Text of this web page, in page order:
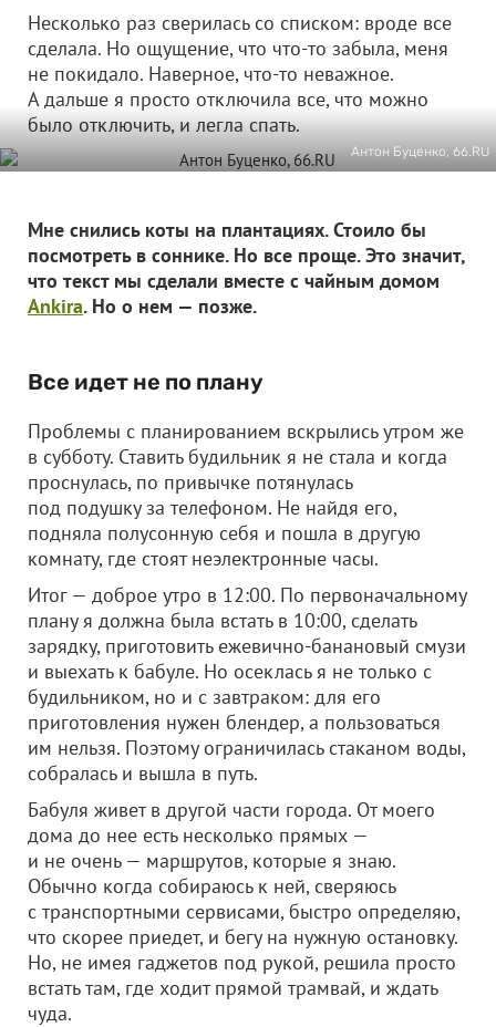
Несколько раз сверилась со списком: вроде все
сделала. Но ощущение, что что-то забыла, меня
не покидало. Наверное, что-то неважное.
А дальше я просто отключила все, что можно
было отключить, и легла спать.
Антон Буценко, 66.RU
Мне снились коты на плантациях. Стоило бы
посмотреть в соннике. Но все проще. Это значит,
что текст мы сделали вместе с чайным домом
Ankira. Но о нем — позже.
Все идет не по плану
Проблемы с планированием вскрылись утром же
в субботу. Ставить будильник я не стала и когда
проснулась, по привычке потянулась
под подушку за телефоном. Не найдя его,
подняла полусонную себя и пошла в другую
комнату, где стоят неэлектронные часы.
Итог — доброе утро в 12:00. По первоначальному
плану я должна была встать в 10:00, сделать
зарядку, приготовить ежевично-банановый смузи
и выехать к бабуле. Но осеклась я не только с
будильником, но и с завтраком: для его
приготовления нужен блендер, а пользоваться
им нельзя. Поэтому ограничилась стаканом воды,
собралась и вышла в путь.
Бабуля живет в другой части города. От моего
дома до нее есть несколько прямых —
и не очень — маршрутов, которые я знаю.
Обычно когда собираюсь к ней, сверяюсь
с транспортными сервисами, быстро определяю,
что скорее приедет, и бегу на нужную остановку.
Но, не имея гаджетов под рукой, решила просто
встать там, где ходит прямой трамвай, и ждать
чуда.